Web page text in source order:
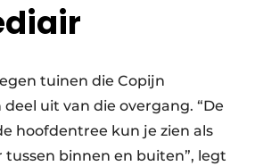
tuinen die Copijn
uit van die overgang. “De
hoofdentree kun je zien als
binnen en buiten”, legt